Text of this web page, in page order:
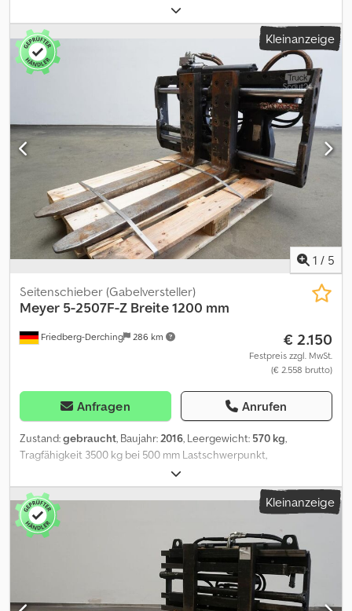
Baubreite: 980 mm, Öffnungsbereich: 490 - 1060 mm,
Aufhängung: FEM2A, Vorbaumaß: 142 mm, Eigenschwerpunkt: 45
mm, gebrauchtes DURWEN ZVG, RZV 20S, Baujahr 2021, Nennkraft:
2000 kg bei einem Lastschwerpunkt von 500 mm,
Öffnungsbereich: 490 - 1060 mm mit separater
Seitenschubvorrichtung +/- 100 mm, Eigengewicht: 132 kg, Breite:
980 mm, Aufhängung: FEM 2A, inklusive Schläuche, ohne
Gabelzinken, Gabelträgerbreite: 980, Lastschwerpunkt: 500,
Eigenschwerpunkt: 45. Crsdpozrz Nnofx Ab Ref
Kleinanzeige
1 / 5
Friedberg-Derching 286 km
Seitenschieber (Gabelversteller)
Meyer 5-2507F-Z Breite 1200 mm
€ 2.150
Festpreis zzgl. MwSt.
(€ 2.558 brutto)
Anfragen Anrufen
Zustand:gebraucht, Baujahr: 2016, Leergewicht: 570 kg,
Tragfähigkeit 3500 kg bei 500 mm Lastschwerpunkt,
Gabelzinkenquerschnitt 100 x 50 mm, Gabelzinkenlänge: 1000
mm, Baubreite: 1200 mm, Öffnungsbereich: 80 - 850 mm,
Aufhängung: FEM3A, Vorbaumaß: 261 mm, Eigenschwerpunkt: 165
mm, gebrauchtes, drehbares MEYER-Zinkenverstellgerät,
Drehbereich 360° endlos, Baubreite 1200 mm, Öffnungsbereich
80 - 850 mm, (Mi-Mi) 200 - 990 mm, FEM III A, Tragfähigkeit 3500 kg
bei 500 mm LSP, Eigengewicht 570 kg, Baujahr 2016, inkl.
Schläuche, Gabelzinken verschraubt, Gabelträgerbreite: 1200,
Gabelzinkenlänge: 1000, Lastschwerpunkt: 500,
Kleinanzeige